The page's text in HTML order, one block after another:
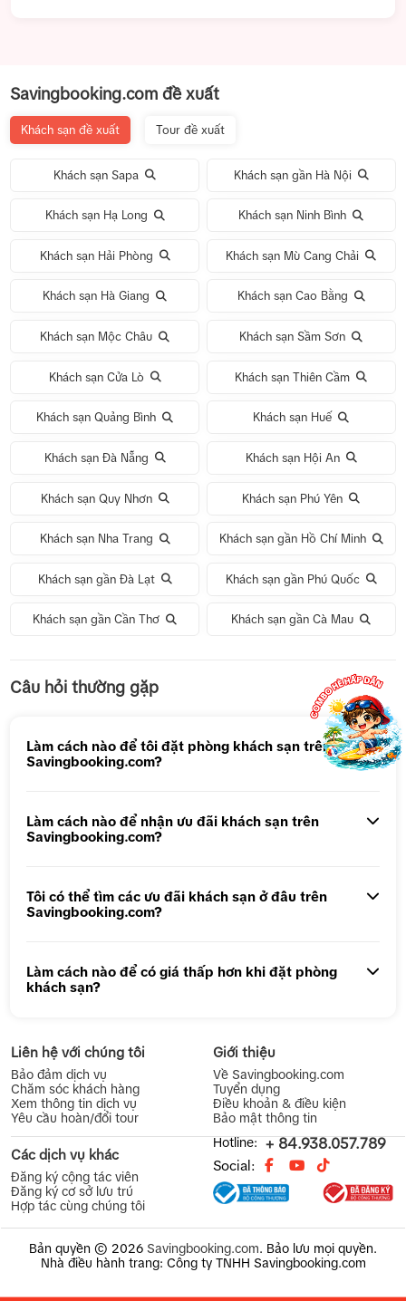
Savingbooking.com đề xuất
Khách sạn đề xuất Tour đề xuất
Khách sạn Sapa Khách sạn gần Hà Nội
Khách sạn Hạ Long Khách sạn Ninh Bình
Khách sạn Hải Phòng Khách sạn Mù Cang Chải
Khách sạn Hà Giang Khách sạn Cao Bằng
Khách sạn Mộc Châu Khách sạn Sầm Sơn
Khách sạn Cửa Lò Khách sạn Thiên Cầm
Khách sạn Quảng Bình Khách sạn Huế
Khách sạn Đà Nẵng Khách sạn Hội An
Khách sạn Quy Nhơn Khách sạn Phú Yên
Khách sạn Nha Trang Khách sạn gần Hồ Chí Minh
Khách sạn gần Đà Lạt Khách sạn gần Phú Quốc
Khách sạn gần Cần Thơ Khách sạn gần Cà Mau
Tour 5N4Đ Hà Nội – Bali – Hà Nội
Tour 1 Ngày Động Phong Nha
Câu hỏi thường gặp
Làm cách nào để tôi đặt phòng khách sạn trên
Savingbooking.com?
Làm cách nào để nhận ưu đãi khách sạn trên
Savingbooking.com?
Tôi có thể tìm các ưu đãi khách sạn ở đâu trên
Savingbooking.com?
Làm cách nào để có giá thấp hơn khi đặt phòng
khách sạn?
Liên hệ với chúng tôi
Bảo đảm dịch vụ
Chăm sóc khách hàng
Xem thông tin dịch vụ
Yêu cầu hoàn/đổi tour
Giới thiệu
Về Savingbooking.com
Tuyển dụng
Điều khoản & điều kiện
Bảo mật thông tin
Các dịch vụ khác
Đăng ký cộng tác viên
Đăng ký cơ sở lưu trú
Hợp tác cùng chúng tôi
Hotline: + 84.938.057.789
Social:
Bản quyền © 2026 Savingbooking.com. Bảo lưu mọi quyền.
Nhà điều hành trang: Công ty TNHH Savingbooking.com